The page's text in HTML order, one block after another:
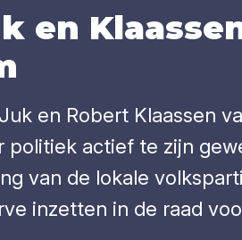
en
en Robert Klaassen
politiek actief te zijn
van de lokale
inzetten in de raad